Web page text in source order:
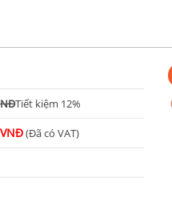
Tiết kiệm 12%
(Đã có VAT)